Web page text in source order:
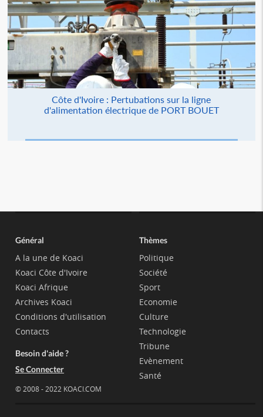
Côte d'Ivoire : Pertubations sur la ligne
d'alimentation électrique de PORT BOUET
Général
A la une de Koaci
Koaci Côte d'Ivoire
Koaci Afrique
Archives Koaci
Conditions d'utilisation
Contacts
Besoin d'aide ?
Se Connecter
© 2008 - 2022 KOACI.COM
Thèmes
Politique
Société
Sport
Economie
Culture
Technologie
Tribune
Evènement
Santé